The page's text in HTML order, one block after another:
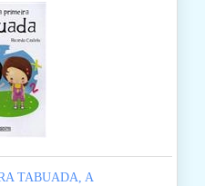
TABUADA, A